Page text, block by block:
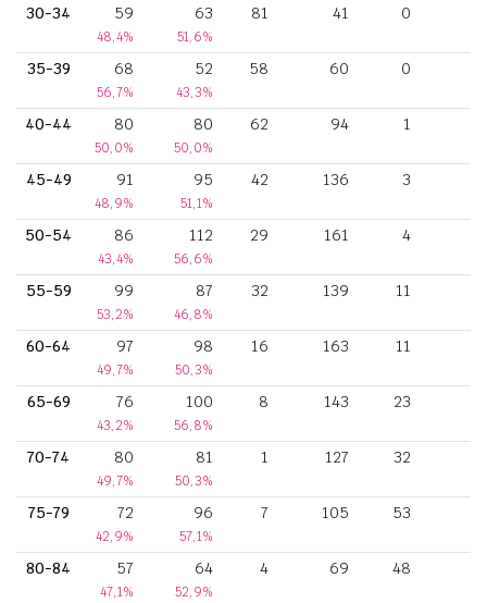
30-34 59
48,4%
63
51,6%
81 41 0
35-39 68
56,7%
52
43,3%
58 60 0
40-44 80
50,0%
80
50,0%
62 94 1
45-49 91
48,9%
95
51,1%
42 136 3
50-54 86
43,4%
112
56,6%
29 161 4
55-59 99
53,2%
87
46,8%
32 139 11
60-64 97
49,7%
98
50,3%
16 163 11
65-69 76
43,2%
100
56,8%
8 143 23
70-74 80
49,7%
81
50,3%
1 127 32
75-79 72
42,9%
96
57,1%
7 105 53
80-84 57
47,1%
64
52,9%
4 69 48